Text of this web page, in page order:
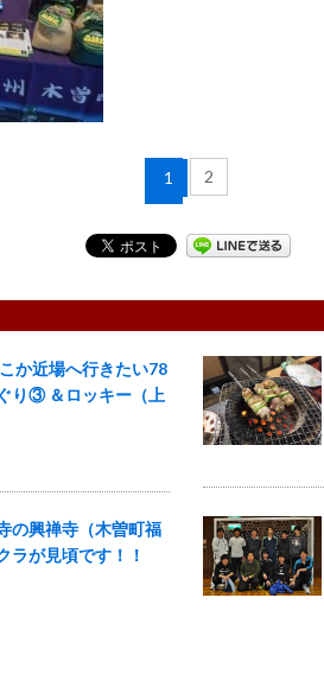
1 2
か近場へ行きたい78
り③ ＆ロッキー（上
の興禅寺（木曽町福
ラが見頃です！！